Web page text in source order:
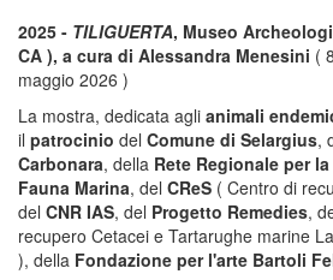
2025 - TILIGUERTA, Museo
CA ), a cura di Alessandra Menesini (
maggio 2026 )
La mostra, dedicata agli animali
il patrocinio del Comune di Selargius,
Carbonara, della Rete Regionale per
Fauna Marina, del CReS ( Centro di
del CNR IAS, del Progetto Remedies,
recupero Cetacei e Tartarughe marine
), della Fondazione per l'arte Bartoli